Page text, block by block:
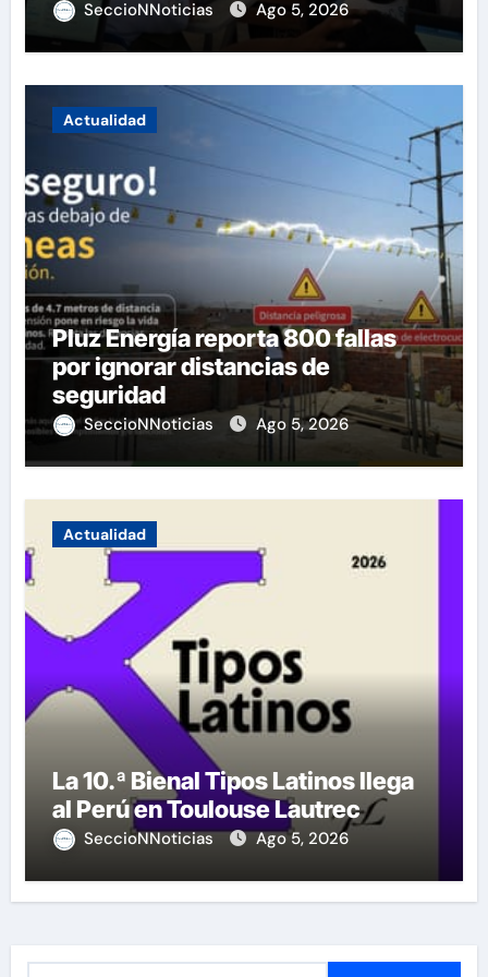
SeccioNNoticias Ago 5, 2026
Actualidad
Pluz Energía reporta 800 fallas
por ignorar distancias de
seguridad
SeccioNNoticias Ago 5, 2026
Actualidad
La 10.ª Bienal Tipos Latinos llega
al Perú en Toulouse Lautrec
SeccioNNoticias Ago 5, 2026